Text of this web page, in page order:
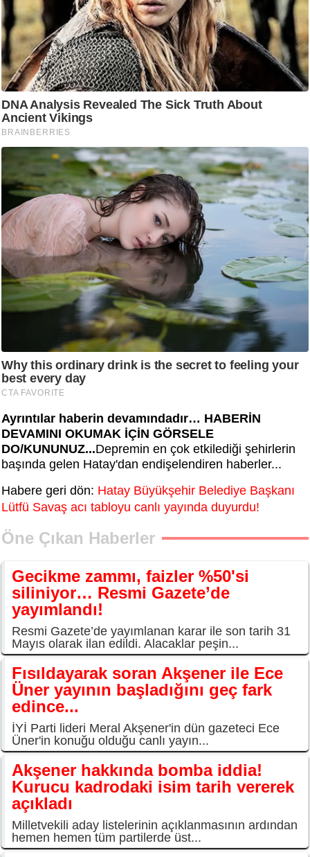
Ayrıntılar haberin devamındadır… HABERİN
DEVAMINI OKUMAK İÇİN GÖRSELE
DO/KUNUNUZ...Depremin en çok etkilediği şehirlerin
başında gelen Hatay'dan endişelendiren haberler...
Habere geri dön: Hatay Büyükşehir Belediye Başkanı
Lütfü Savaş acı tabloyu canlı yayında duyurdu!
Öne Çıkan Haberler
Gecikme zammı, faizler %50'si
siliniyor… Resmi Gazete’de
yayımlandı!
Resmi Gazete’de yayımlanan karar ile son tarih 31
Mayıs olarak ilan edildi. Alacaklar peşin...
Fısıldayarak soran Akşener ile Ece
Üner yayının başladığını geç fark
edince...
İYİ Parti lideri Meral Akşener'in dün gazeteci Ece
Üner'in konuğu olduğu canlı yayın...
Akşener hakkında bomba iddia!
Kurucu kadrodaki isim tarih vererek
açıkladı
Milletvekili aday listelerinin açıklanmasının ardından
hemen hemen tüm partilerde üst...